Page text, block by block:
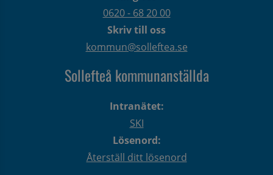
0620 - 68 20 00
Skriv till oss
kommun@solleftea.se
Sollefteå kommunanställda
Intranätet:
SKI
Lösenord:
Återställ ditt lösenord